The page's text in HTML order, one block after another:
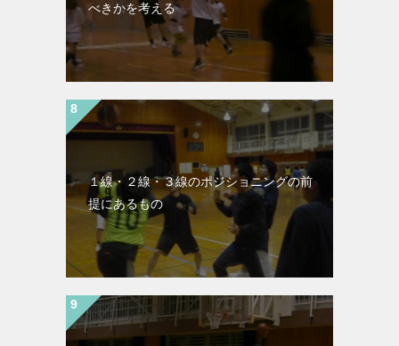
べきかを考える
１線・２線・３線のポジショニングの前
提にあるもの